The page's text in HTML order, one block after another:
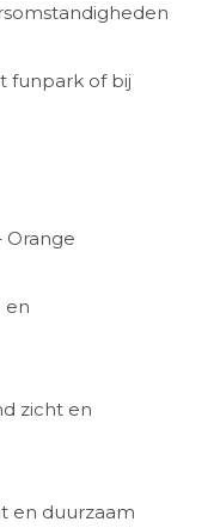
funpark of bij
Orange
en
zicht en
en duurzaam